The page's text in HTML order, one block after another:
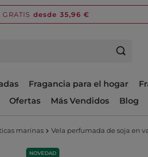
GRATIS desde 35,96 €
Fragancia para el hogar
Ofertas Más Vendidos Blog
marinas Vela perfumada de soja en
NOVEDAD